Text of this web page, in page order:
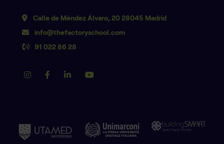
Calle de Méndez Álvaro, 20 28045 Madrid
info@thefactoryschool.com
91 022 86 28